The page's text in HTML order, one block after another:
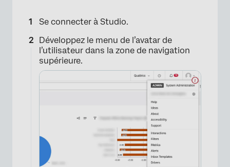
Se connecter à Studio.
Développez le menu de l’avatar de
l’utilisateur dans la zone de navigation
supérieure.